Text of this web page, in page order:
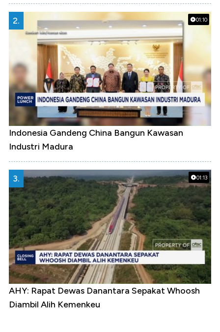
01:10
2.
Indonesia Gandeng China Bangun Kawasan
Industri Madura
01:13
3.
AHY: Rapat Dewas Danantara Sepakat Whoosh
Diambil Alih Kemenkeu